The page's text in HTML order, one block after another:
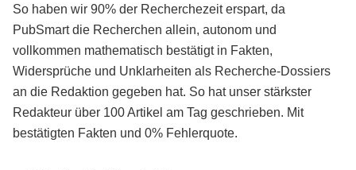
So haben wir 90% der Recherchezeit erspart, da
PubSmart die Recherchen allein, autonom und
vollkommen mathematisch bestätigt in Fakten,
Widersprüche und Unklarheiten als Recherche-Dossiers
an die Redaktion gegeben hat. So hat unser stärkster
Redakteur über 100 Artikel am Tag geschrieben. Mit
bestätigten Fakten und 0% Fehlerquote.